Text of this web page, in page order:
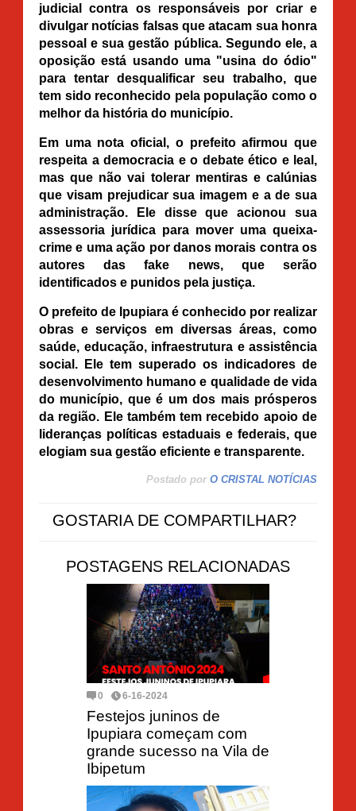
judicial contra os responsáveis por criar e
divulgar notícias falsas que atacam sua honra
pessoal e sua gestão pública. Segundo ele, a
oposição está usando uma "usina do ódio"
para tentar desqualificar seu trabalho, que
tem sido reconhecido pela população como o
melhor da história do município.
Em uma nota oficial, o prefeito afirmou que
respeita a democracia e o debate ético e leal,
mas que não vai tolerar mentiras e calúnias
que visam prejudicar sua imagem e a de sua
administração. Ele disse que acionou sua
assessoria jurídica para mover uma queixa-
crime e uma ação por danos morais contra os
autores das fake news, que serão
identificados e punidos pela justiça.
O prefeito de Ipupiara é conhecido por realizar
obras e serviços em diversas áreas, como
saúde, educação, infraestrutura e assistência
social. Ele tem superado os indicadores de
desenvolvimento humano e qualidade de vida
do município, que é um dos mais prósperos
da região. Ele também tem recebido apoio de
lideranças políticas estaduais e federais, que
elogiam sua gestão eficiente e transparente.
Postado por O CRISTAL NOTÍCIAS
GOSTARIA DE COMPARTILHAR?
POSTAGENS RELACIONADAS
0 6-16-2024
Festejos juninos de
Ipupiara começam com
grande sucesso na Vila de
Ibipetum